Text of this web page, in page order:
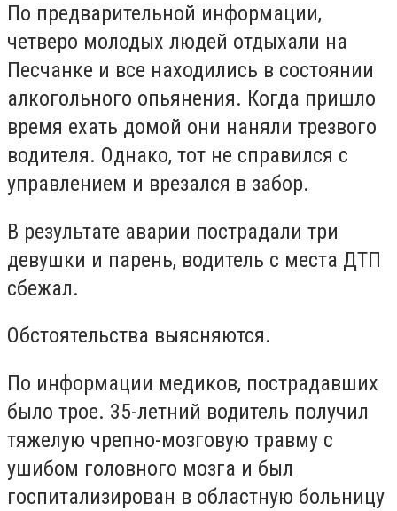
По предварительной информации,
четверо молодых людей отдыхали на
Песчанке и все находились в состоянии
алкогольного опьянения. Когда пришло
время ехать домой они наняли трезвого
водителя. Однако, тот не справился с
управлением и врезался в забор.
В результате аварии пострадали три
девушки и парень, водитель с места ДТП
сбежал.
Обстоятельства выясняются.
По информации медиков, пострадавших
было трое. 35-летний водитель получил
тяжелую чрепно-мозговую травму с
ушибом головного мозга и был
госпитализирован в областную больницу